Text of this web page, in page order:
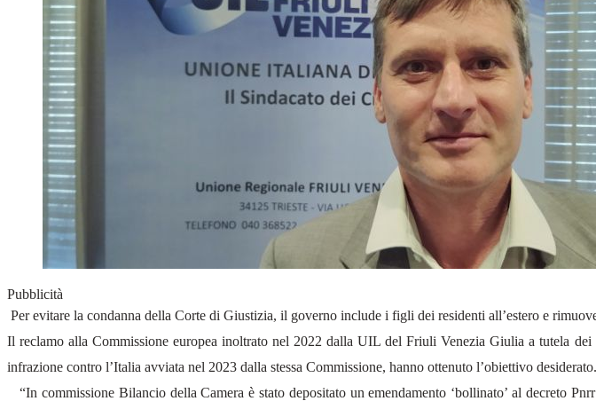
Pubblicità
⁠Per evitare la condanna della Corte di Giustizia, il governo include i figli dei residenti all’estero e
Il reclamo alla Commissione europea inoltrato nel 2022 dalla UIL del Friuli Venezia Giulia a tutela
infrazione contro l’Italia avviata nel 2023 dalla stessa Commissione, hanno ottenuto l’obiettivo desiderato.
“In commissione Bilancio della Camera è stato depositato un emendamento ‘bollinato’ al decreto